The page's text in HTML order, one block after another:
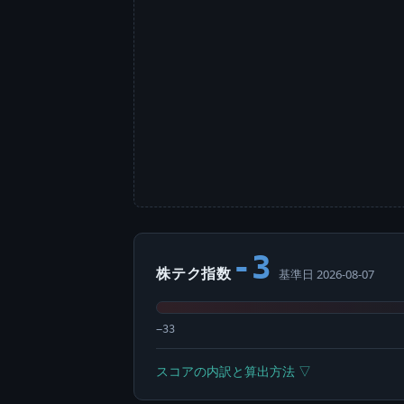
株テク指数 -3 基準日 2026-08-07
−33
スコアの内訳と算出方法 ▽